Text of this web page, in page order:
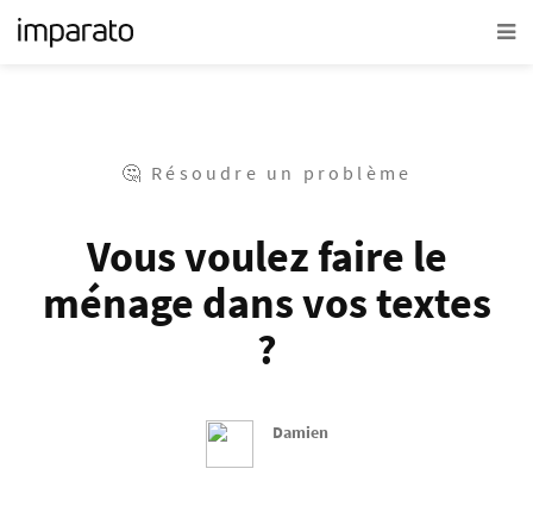
🤔 Résoudre un problème
Vous voulez faire le
ménage dans vos textes
?
Damien